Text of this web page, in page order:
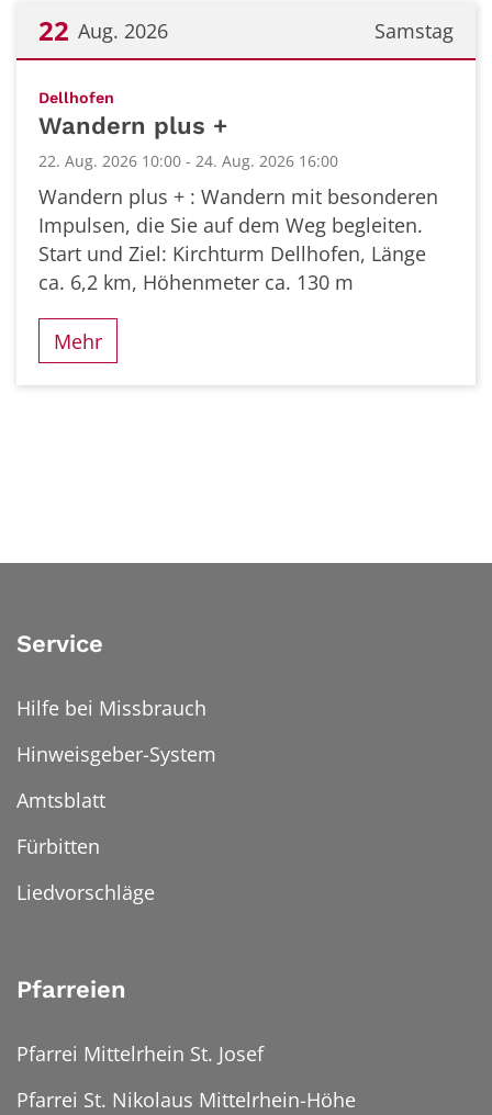
Samstag
22 Aug. 2026
Dellhofen
Wandern plus +
22. Aug. 2026 10:00 - 24. Aug. 2026 16:00
Wandern plus + : Wandern mit besonderen
Impulsen, die Sie auf dem Weg begleiten.
Start und Ziel: Kirchturm Dellhofen, Länge
ca. 6,2 km, Höhenmeter ca. 130 m
Mehr
Service
Hilfe bei Missbrauch
Hinweisgeber-System
Amtsblatt
Fürbitten
Liedvorschläge
Pfarreien
Pfarrei Mittelrhein St. Josef
Pfarrei St. Nikolaus Mittelrhein-Höhe